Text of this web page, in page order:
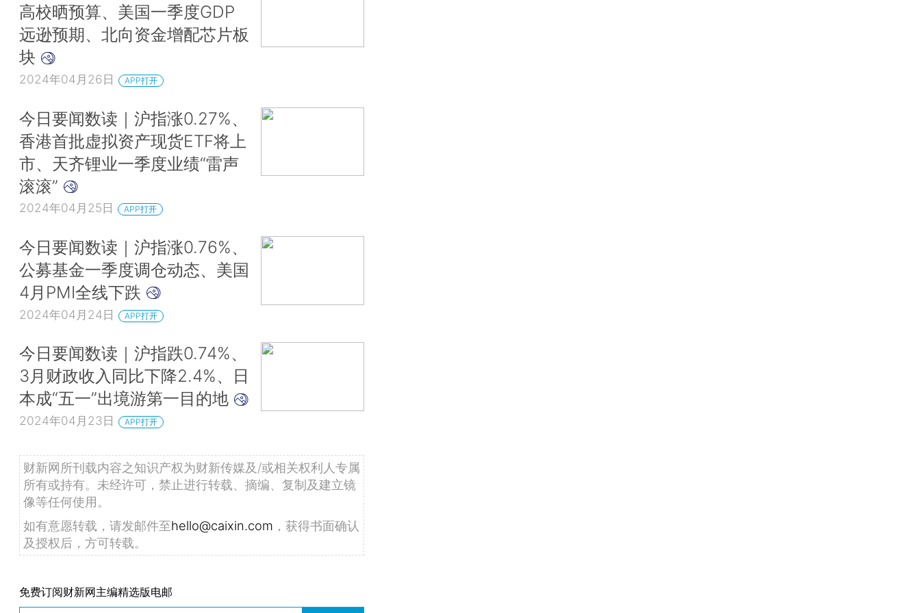
高校晒预算、美国一季度GDP
远逊预期、北向资金增配芯片板
块
2024年04月26日 APP打开
今日要闻数读｜沪指涨0.27%、
香港首批虚拟资产现货ETF将上
市、天齐锂业一季度业绩“雷声
滚滚”
2024年04月25日 APP打开
今日要闻数读｜沪指涨0.76%、
公募基金一季度调仓动态、美国
4月PMI全线下跌
2024年04月24日 APP打开
今日要闻数读｜沪指跌0.74%、
3月财政收入同比下降2.4%、日
本成“五一”出境游第一目的地
2024年04月23日 APP打开
财新网所刊载内容之知识产权为财新传媒及/或相关权利人专属
所有或持有。未经许可，禁止进行转载、摘编、复制及建立镜
像等任何使用。
如有意愿转载，请发邮件至hello@caixin.com ，获得书面确认
及授权后，方可转载。
免费订阅财新网主编精选版电邮